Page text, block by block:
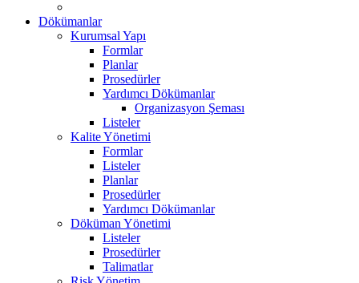
Dökümanlar
Kurumsal Yapı
Formlar
Planlar
Prosedürler
Yardımcı Dökümanlar
Organizasyon Şeması
Listeler
Kalite Yönetimi
Formlar
Listeler
Planlar
Prosedürler
Yardımcı Dökümanlar
Döküman Yönetimi
Listeler
Prosedürler
Talimatlar